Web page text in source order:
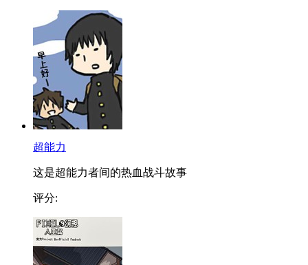
超能力
这是超能力者间的热血战斗故事
评分: